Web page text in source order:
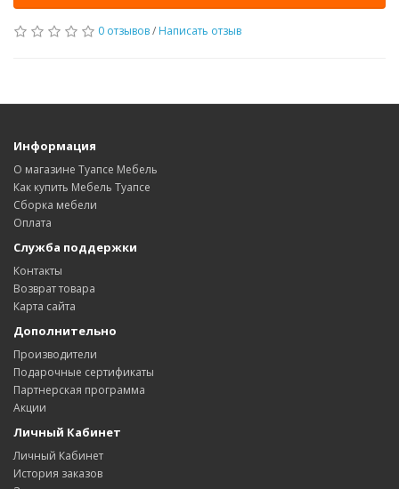
0 отзывов/ Написать отзыв
Информация
О магазине Туапсе Мебель
Как купить Мебель Туапсе
Сборка мебели
Оплата
Служба поддержки
Контакты
Возврат товара
Карта сайта
Дополнительно
Производители
Подарочные сертификаты
Партнерская программа
Акции
Личный Кабинет
Личный Кабинет
История заказов